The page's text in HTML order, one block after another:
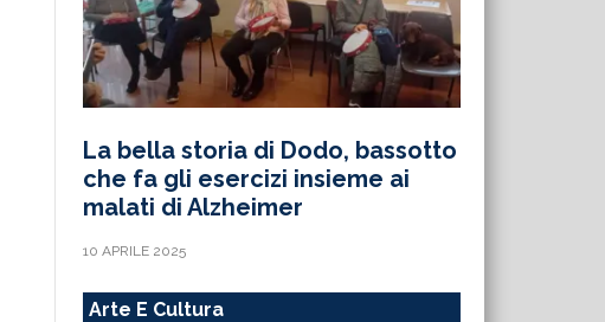
La bella storia di Dodo, bassotto
che fa gli esercizi insieme ai
malati di Alzheimer
10 APRILE 2025
Arte E Cultura